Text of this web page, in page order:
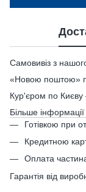
Самовивіз з
«Новою поштою»
Кур'єром по Києву
Більше
Готівкою при
Кредитною
Оплата
Гарантія від